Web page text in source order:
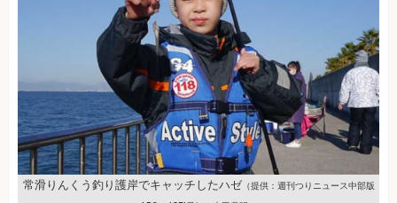
常滑りんくう釣り護岸でキャッチしたハゼ （提供：週刊つりニュース中部版